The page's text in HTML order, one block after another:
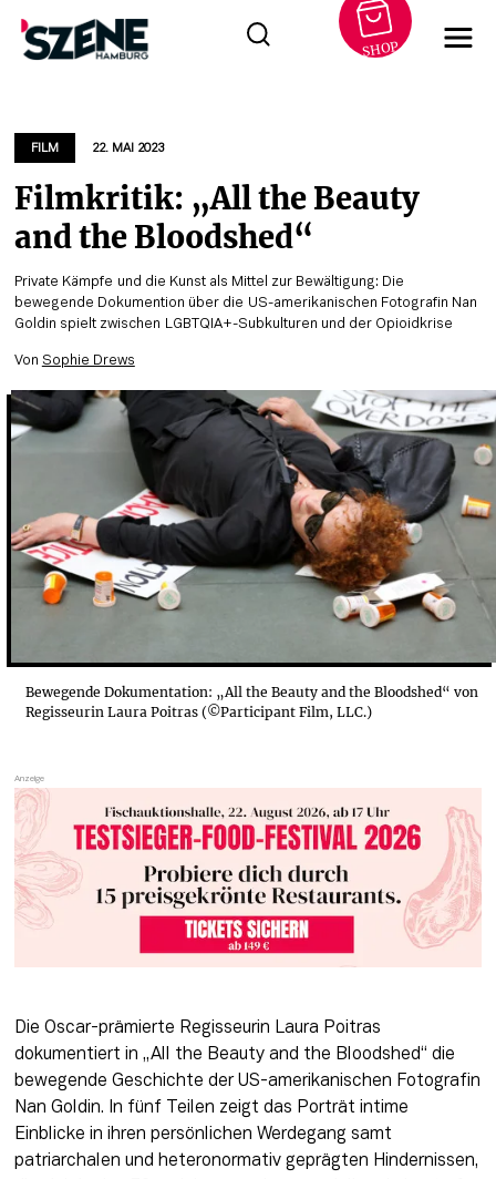
springen
SHOP
FILM 22. MAI 2023
Filmkritik: „All the Beauty
and the Bloodshed“
Private Kämpfe und die Kunst als Mittel zur Bewältigung: Die
bewegende Dokumention über die US-amerikanischen Fotografin Nan
Goldin spielt zwischen LGBTQIA+-Subkulturen und der Opioidkrise
Von Sophie Drews
Bewegende Dokumentation: „All the Beauty and the Bloodshed“ von
Regisseurin Laura Poitras (©Participant Film, LLC.)
Die Oscar-prämierte Regisseurin Laura Poitras
dokumentiert in „All the Beauty and the Bloodshed“ die
bewegende Geschichte der US-amerikanischen Fotografin
Nan Goldin. In fünf Teilen zeigt das Porträt intime
Einblicke in ihren persönlichen Werdegang samt
patriarchalen und heteronormativ geprägten Hindernissen,